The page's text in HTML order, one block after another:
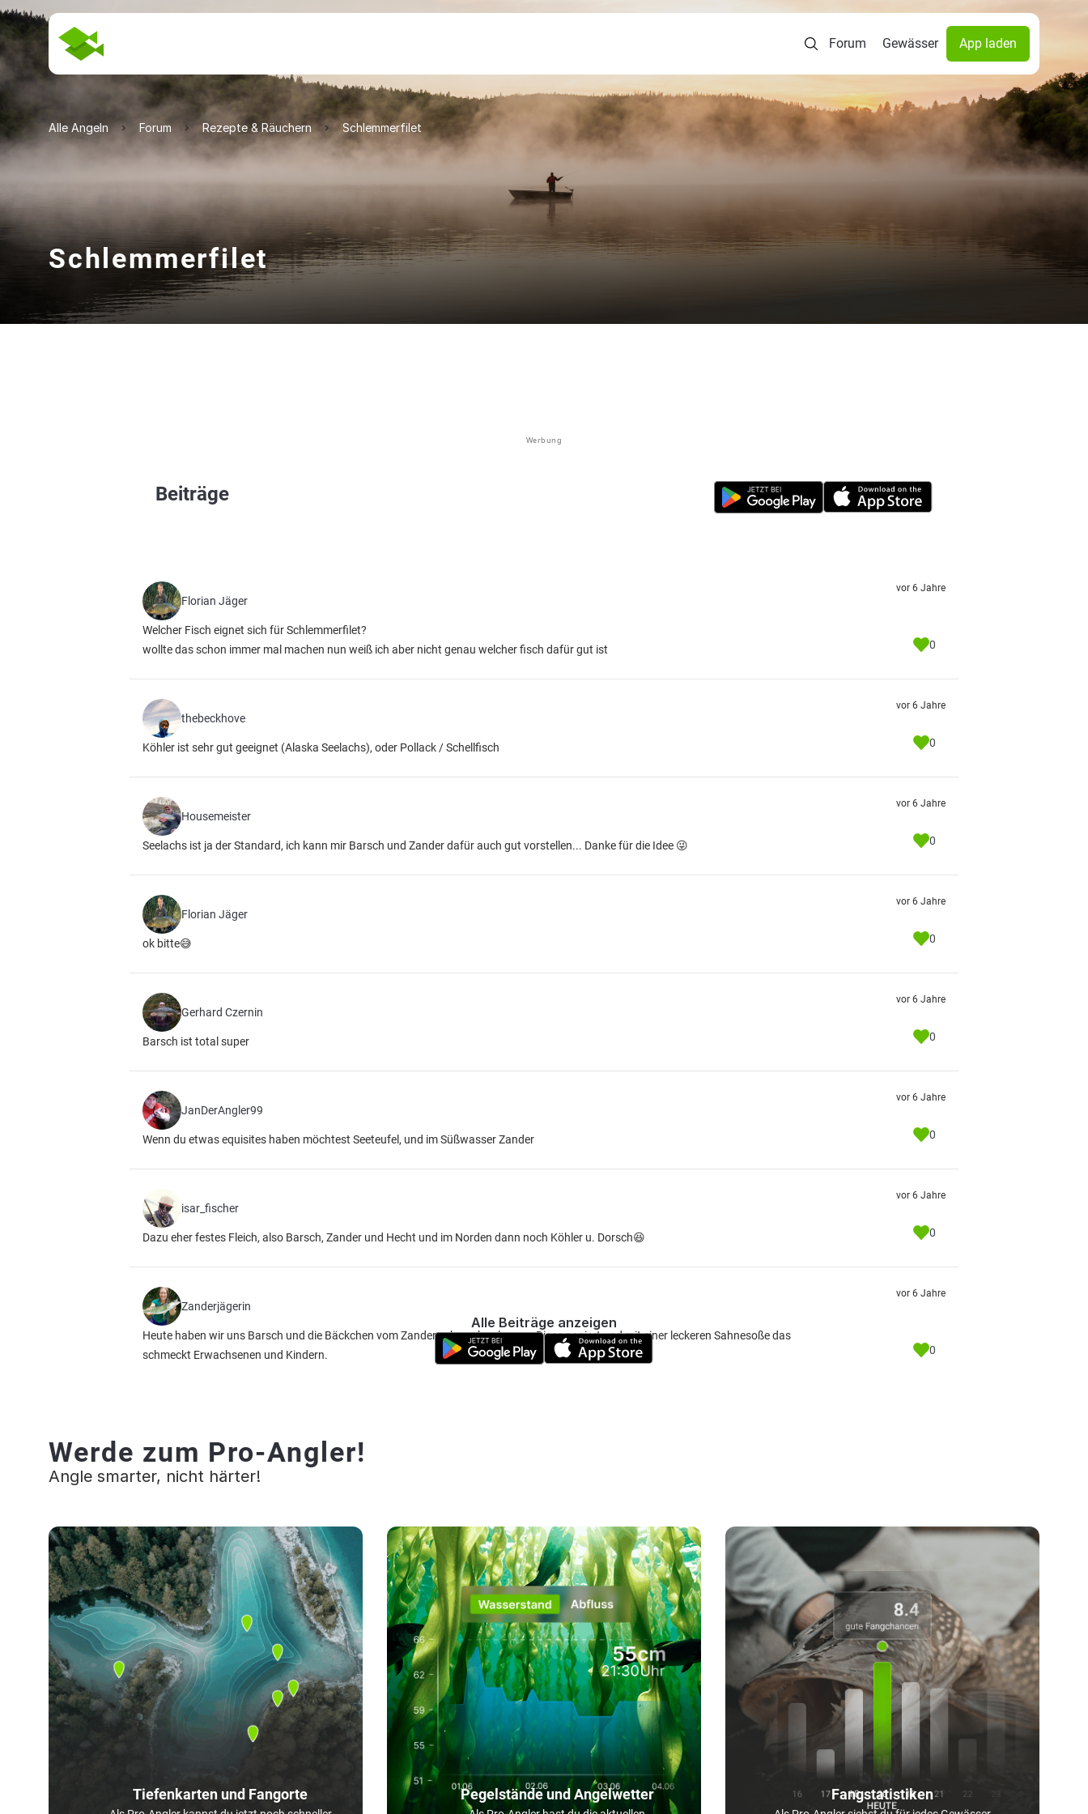
Forum Gewässer App laden
Alle Angeln Forum Rezepte & Räuchern Schlemmerfilet
Schlemmerfilet
Werbung
Beiträge
Florian Jäger
Welcher Fisch eignet sich für Schlemmerfilet?
wollte das schon immer mal machen nun weiß ich aber nicht genau welcher fisch dafür gut ist
vor 6 Jahre
0
thebeckhove
Köhler ist sehr gut geeignet (Alaska Seelachs), oder Pollack / Schellfisch
vor 6 Jahre
0
Housemeister
Seelachs ist ja der Standard, ich kann mir Barsch und Zander dafür auch gut vorstellen... Danke für die Idee 😜
vor 6 Jahre
0
Florian Jäger
ok bitte😅
vor 6 Jahre
0
Gerhard Czernin
Barsch ist total super
vor 6 Jahre
0
JanDerAngler99
Wenn du etwas equisites haben möchtest Seeteufel, und im Süßwasser Zander
vor 6 Jahre
0
isar_fischer
Dazu eher festes Fleich, also Barsch, Zander und Hecht und im Norden dann noch Köhler u. Dorsch😆
vor 6 Jahre
0
Zanderjägerin
Heute haben wir uns Barsch und die Bäckchen vom Zander schmecken lassen. Diese paniert und mit einer leckeren Sahnesoße das
schmeckt Erwachsenen und Kindern.
vor 6 Jahre
0
Alle Beiträge anzeigen
Werde zum Pro-Angler!
Angle smarter, nicht härter!
Tiefenkarten und Fangorte Pegelstände und Angelwetter Fangstatistiken